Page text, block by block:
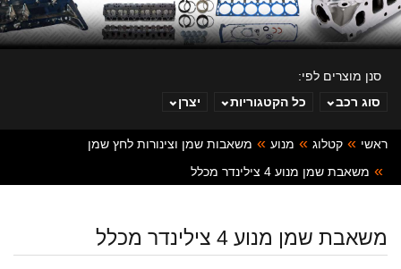
סנן מוצרים לפי:
סוג רכב
כל הקטגוריות יצרן
ראשי קטלוג מנוע
משאבות שמן וצינורות לחץ שמן
משאבת שמן מנוע 4 צילינדר מכלל
משאבת שמן מנוע 4 צילינדר מכלל